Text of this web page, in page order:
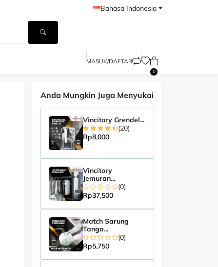
Bahasa Indonesia
MASUK/DAFTAR
0
Anda Mungkin Juga Menyukai
Vincitory Grendel...
(20)
Rp8,000
Vincitory
Jemuran...
(0)
Rp37,500
Match Sarung
Tanga...
(0)
Rp5,750